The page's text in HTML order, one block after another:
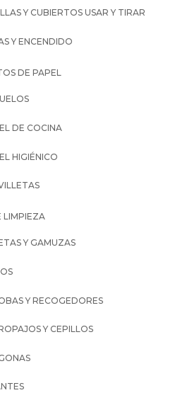
Y CUBIERTOS USAR Y TIRAR
Y ENCENDIDO
DE PAPEL
DE COCINA
HIGIÉNICO
LIMPIEZA
Y GAMUZAS
Y RECOGEDORES
Y CEPILLOS